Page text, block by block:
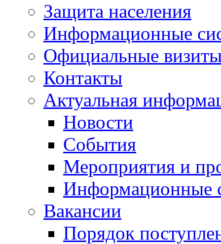
Защита населения
Информационные
Официальные
Контакты
Актуальная
Новости
События
Мероприятия и
Информационные
Вакансии
Порядок